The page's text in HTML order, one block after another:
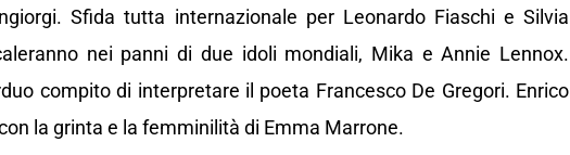
Sfida tutta internazionale per Leonardo Fiaschi e Silvia
nei panni di due idoli mondiali, Mika e Annie Lennox.
compito di interpretare il poeta Francesco De Gregori. Enrico
la grinta e la femminilità di Emma Marrone.